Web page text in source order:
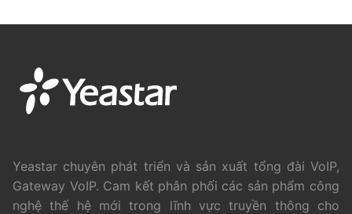
Yeastar chuyên phát triển và sản xuất tổng đài VoIP,
Gateway VoIP. Cam kết phân phối các sản phẩm công
nghệ thế hệ mới trong lĩnh vực truyền thông cho